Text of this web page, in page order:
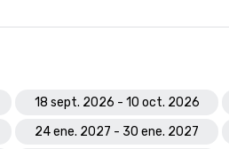
18 sept. 2026 - 10 oct. 2026
24 ene. 2027 - 30 ene. 2027